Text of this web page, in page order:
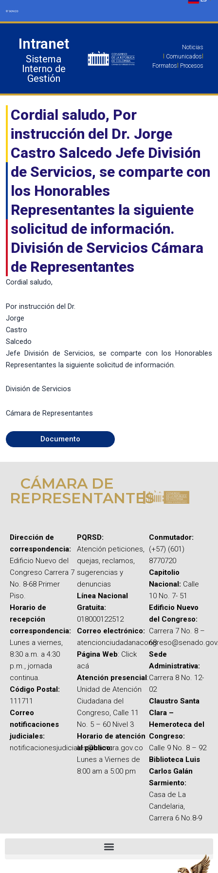
Intranet
Sistema
Interno de
Gestión
Noticias
Comunicados
Formatos Procesos
Cordial saludo, Por
instrucción del Dr. Jorge
Castro Salcedo Jefe División
de Servicios, se comparte con
los Honorables
Representantes la siguiente
solicitud de información.
División de Servicios Cámara
de Representantes
Cordial saludo,
Por instrucción del Dr.
Jorge
Castro
Salcedo
Jefe División de Servicios, se comparte con los Honorables
Representantes la siguiente solicitud de información.
División de Servicios
Cámara de Representantes
Documento
CÁMARA DE
REPRESENTANTES
Dirección de
correspondencia:
Edificio Nuevo del
Congreso Carrera 7
No. 8-68 Primer
Piso.
Horario de
recepción
correspondencia:
Lunes a viernes,
8:30 a.m. a 4:30
p.m., jornada
continua.
Código Postal:
111711
Correo
notificaciones
judiciales:
notificacionesjudiciales@camara.gov.co
PQRSD:
Atención peticiones,
quejas, reclamos,
sugerencias y
denuncias
Línea Nacional
Gratuita:
018000122512
Correo electrónico:
Página Web: Click
acá
Atención presencial:
Unidad de Atención
Ciudadana del
Congreso, Calle 11
No. 5 – 60 Nivel 3
Horario de atención
al público:
Lunes a Viernes de
8:00 am a 5:00 pm
Conmutador:
(+57) (601)
8770720
Capitolio
Nacional: Calle
10 No. 7- 51
Edificio Nuevo
del Congreso:
Carrera 7 No. 8 –
68
Sede
Administrativa:
Carrera 8 No. 12-
02
Claustro Santa
Clara –
Hemeroteca del
Congreso:
Calle 9 No. 8 – 92
Biblioteca Luis
Carlos Galán
Sarmiento:
Casa de La
Candelaria,
Carrera 6 No.8-9